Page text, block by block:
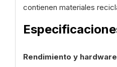
contienen materiales
Rendimiento y hardware